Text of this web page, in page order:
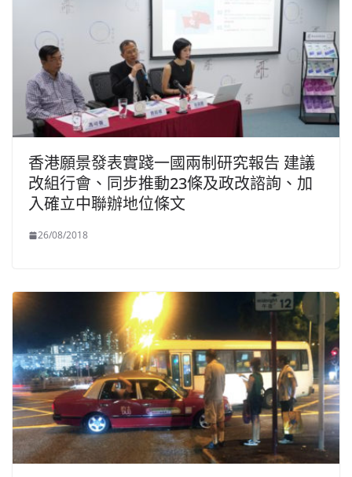
香港願景發表實踐一國兩制研究報告 建議
改組行會、同步推動23條及政改諮詢、加
入確立中聯辦地位條文
26/08/2018